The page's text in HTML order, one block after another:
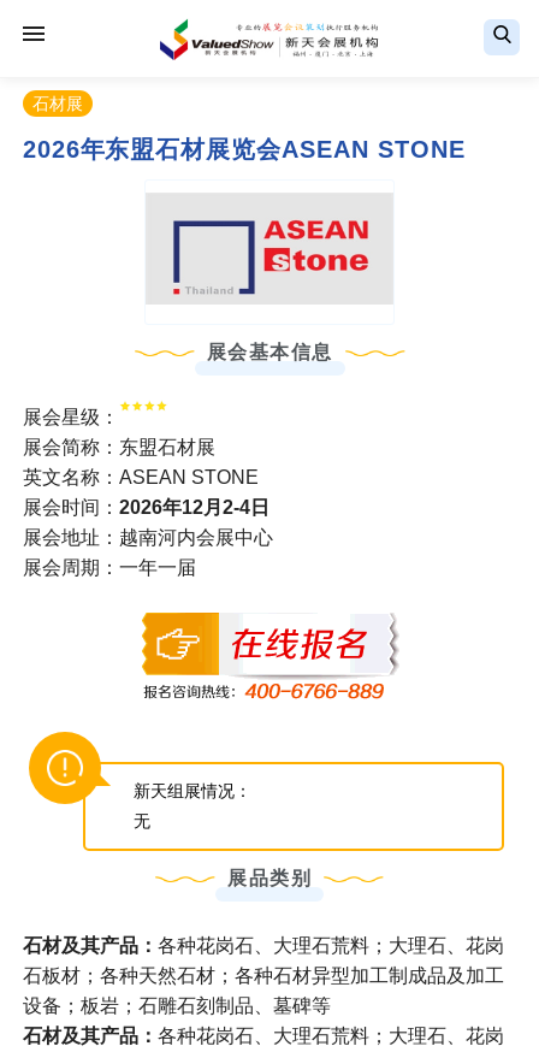
石材展
2026年东盟石材展览会ASEAN STONE
展会基本信息
展会星级：
展会简称：东盟石材展
英文名称：ASEAN STONE
展会时间： 2026年12月2-4日
展会地址：越南河内会展中心
展会周期：一年一届
新天组展情况：
无
展品类别
石材及其产品： 各种花岗石、大理石荒料；大理石、花岗
石板材；各种天然石材；各种石材异型加工制成品及加工
设备；板岩；石雕石刻制品、墓碑等
石材及其产品： 各种花岗石、大理石荒料；大理石、花岗